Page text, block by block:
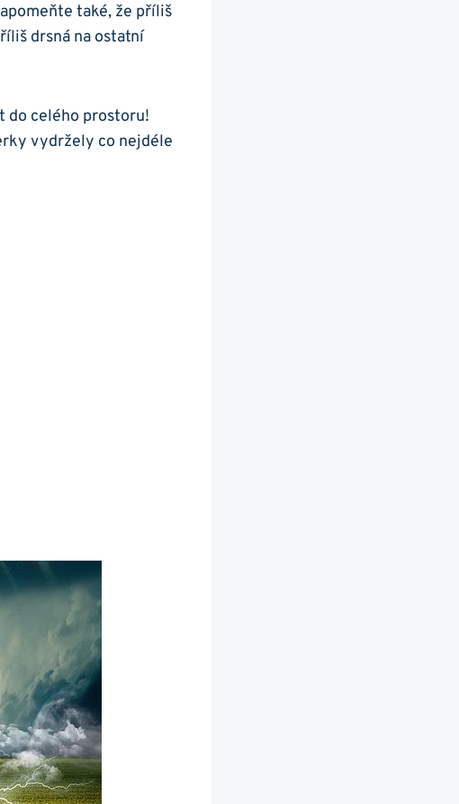
také, že příliš
⁢drsná na‍ ostatní
do celého prostoru!
vydržely co⁣ nejdéle